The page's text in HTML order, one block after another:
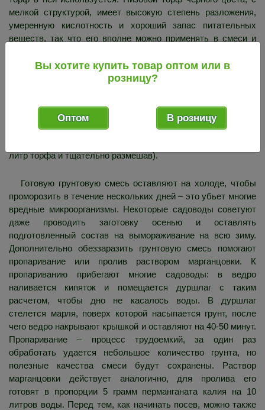
мелкой структурой, имеет высокую степень разложения,
умеренную кислотность и хороший запас питательных
веществ, так что его вполне можно применять в смеси и
высокой кислотностью и низкой степенью разложения,
небогат питательными веществами, но при этом имеет
предварительно понизив его кислотность (сделать это
можно при помощи обычного мела, доломитовой или
литр торфа и тщательно размешав).
Готовую грунтовую смесь оставляют на холоде, чтобы
проморозить в течение нескольких дней – это убьет многие
вредные микроорганизмы. Некоторые садоводы советуют
даже проводить заготовку осенью и оставлять
подготовленный состав на вымораживание на всю зиму.
Дополнительно обеззаразить грунтовую смесь помогают
пропаривание или пролив раствором марганцовки. К
пропариванию прибегают многие садоводы: в ведро
наливается кипяток и помещается дуршлаг с таким
расчетом, чтобы дно не касалось воды. В дуршлаг
стелется марля, поверх которой насыпается грунт, после
чего ведро накрывают крышкой и оставляют на 40-50 минут.
Пропаривание – процесс трудоемкий, за один раз
обработать удается небольшое количество грунта, но
полезные качества смеси будут сохранены. Раствор
марганцовки действует аналогично, для пролива его
готовят в пропорции 5 грамм перманганата калия на 10
литров воды. Перед тем, как начинать посев, можно также
Вы хотите купить товар оптом или в
розницу?
Оптом В розницу